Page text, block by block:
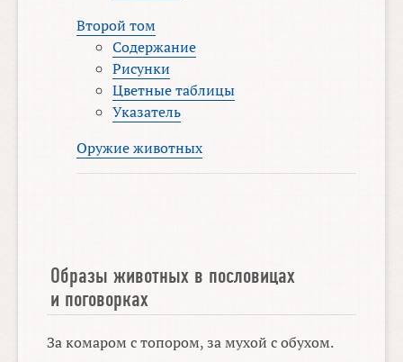
Второй том
Содержание
Рисунки
Цветные таблицы
Указатель
Оружие животных
Образы животных в пословицах
и поговорках
За комаром с топором, за мухой с обухом.